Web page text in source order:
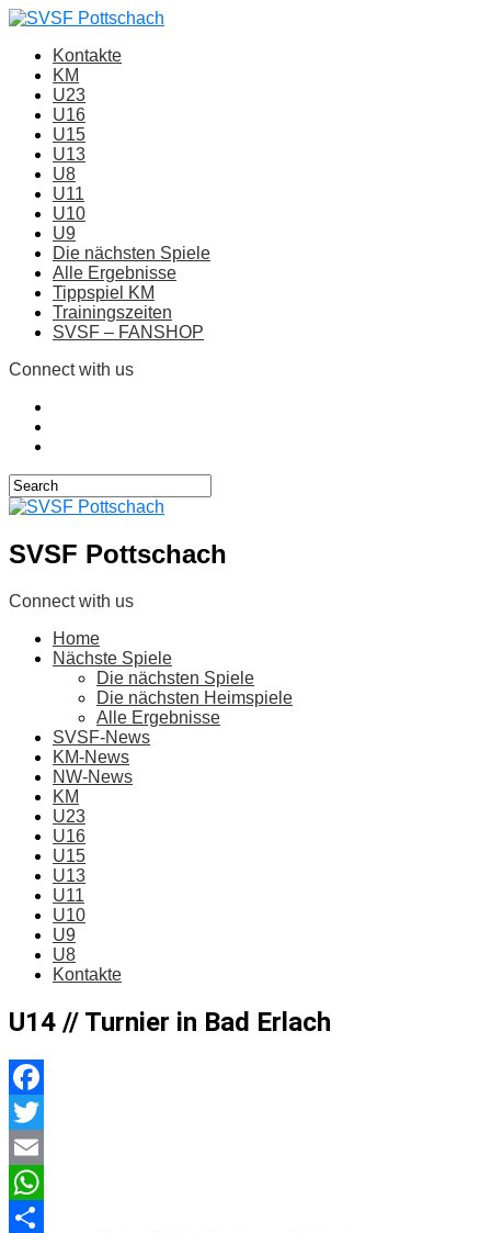
Kontakte
KM
U23
U16
U15
U13
U8
U11
U10
U9
Die nächsten Spiele
Alle Ergebnisse
Tippspiel KM
Trainingszeiten
SVSF – FANSHOP
Connect with us
SVSF Pottschach
Connect with us
Home
Nächste Spiele
Die nächsten Spiele
Die nächsten Heimspiele
Alle Ergebnisse
SVSF-News
KM-News
NW-News
KM
U23
U16
U15
U13
U11
U10
U9
U8
Kontakte
U14 // Turnier in Bad Erlach
Facebook
Twitter
Email
WhatsApp